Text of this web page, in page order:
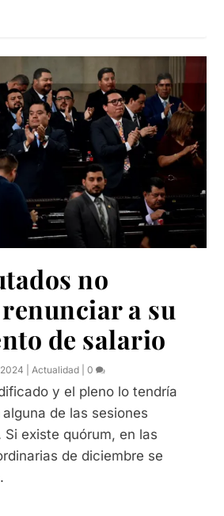
no
a su
de salario
|Actualidad |0
y el pleno lo tendría
de las sesiones
Si existe quórum, en las
de diciembre se